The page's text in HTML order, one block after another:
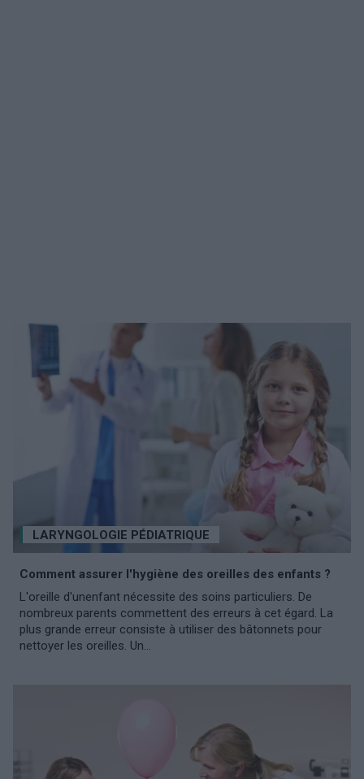
LARYNGOLOGIE PÉDIATRIQUE
Comment assurer l'hygiène des oreilles des enfants ?
L'oreille d'unenfant nécessite des soins particuliers. De
nombreux parents commettent des erreurs à cet égard. La
plus grande erreur consiste à utiliser des bâtonnets pour
nettoyer les oreilles. Un...